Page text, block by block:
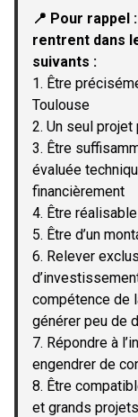
📍 Pour
rentrent dans
suivants :
1. Être
Toulouse
2. Un seul
3. Être
évaluée
financièrement
4. Être
5. Être d’un
6. Relever
compétence de
générer peu de
7. Répondre à
engendrer de
8. Être
et grands